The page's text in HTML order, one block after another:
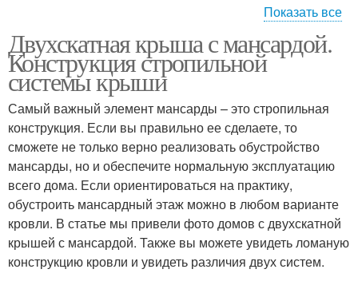
Мансардная крыша Крыша для мансарды
Ломаная крыша
Показать все
Двухскатная крыша с мансардой.
Конструкция стропильной
системы крыши
Самый важный элемент мансарды – это стропильная
конструкция. Если вы правильно ее сделаете, то
сможете не только верно реализовать обустройство
мансарды, но и обеспечите нормальную эксплуатацию
всего дома. Если ориентироваться на практику,
обустроить мансардный этаж можно в любом варианте
кровли. В статье мы привели фото домов с двухскатной
крышей с мансардой. Также вы можете увидеть ломаную
конструкцию кровли и увидеть различия двух систем.